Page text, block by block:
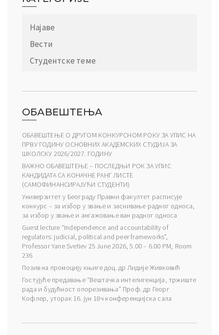
Најаве
Вести
Студентске теме
ОБАВЕШТЕЊА
ОБАВЕШТЕЊЕ О ДРУГОМ КОНКУРСНОМ РОКУ ЗА УПИС НА
ПРВУ ГОДИНУ ОСНОВНИХ АКАДЕМСКИХ СТУДИЈА ЗА
ШКОЛСКУ 2026/2027. ГОДИНУ
ВАЖНО ОБАВЕШТЕЊЕ – ПОСЛЕДЊИ РОК ЗА УПИС
КАНДИДАТА СА КОНАЧНЕ РАНГ ЛИСТЕ
(САМОФИНАНСИРАЈУЋИ СТУДЕНТИ)
Универзитет у Београду Правни факултет расписује
конкурс – за избор у звање и заснивање радног односа,
за избор у звање и ангажовање ван радног односа
Guest lecture “Independence and accountability of
regulators: judicial, political and peer frameworks”,
Professor Yane Svetiev 25 June 2026, 5.00 – 6.00 PM, Room
236
Позив на промоцију књиге доц. др Лидије Живковић
Гостујуће предавање “Вештачка интелигенција, тржиште
рада и будућност опорезивања” Проф. др Георг
Кофлер, уторак 16. јун 18ч конференцијска сала